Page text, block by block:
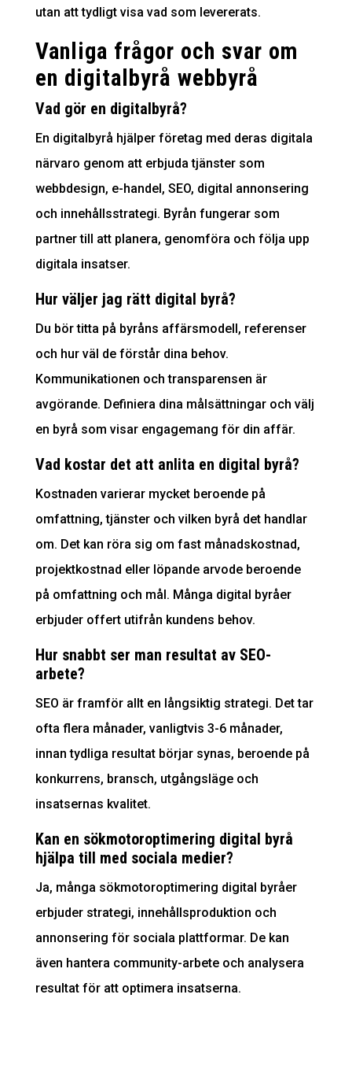
utan att tydligt visa vad som levererats.
Vanliga frågor och svar om
en digitalbyrå webbyrå
Vad gör en digitalbyrå?
En digitalbyrå hjälper företag med deras digitala
närvaro genom att erbjuda tjänster som
webbdesign, e-handel, SEO, digital annonsering
och innehållsstrategi. Byrån fungerar som
partner till att planera, genomföra och följa upp
digitala insatser.
Hur väljer jag rätt digital byrå?
Du bör titta på byråns affärsmodell, referenser
och hur väl de förstår dina behov.
Kommunikationen och transparensen är
avgörande. Definiera dina målsättningar och välj
en byrå som visar engagemang för din affär.
Vad kostar det att anlita en digital byrå?
Kostnaden varierar mycket beroende på
omfattning, tjänster och vilken byrå det handlar
om. Det kan röra sig om fast månadskostnad,
projektkostnad eller löpande arvode beroende
på omfattning och mål. Många digital byråer
erbjuder offert utifrån kundens behov.
Hur snabbt ser man resultat av SEO-
arbete?
SEO är framför allt en långsiktig strategi. Det tar
ofta flera månader, vanligtvis 3-6 månader,
innan tydliga resultat börjar synas, beroende på
konkurrens, bransch, utgångsläge och
insatsernas kvalitet.
Kan en sökmotoroptimering digital byrå
hjälpa till med sociala medier?
Ja, många sökmotoroptimering digital byråer
erbjuder strategi, innehållsproduktion och
annonsering för sociala plattformar. De kan
även hantera community-arbete och analysera
resultat för att optimera insatserna.